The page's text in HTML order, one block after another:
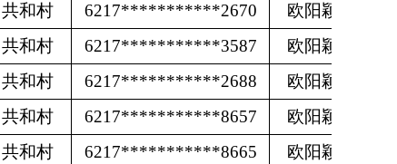
共和村 6217***********2670
欧阳颖
共和村 6217***********3587
欧阳颖
共和村 6217***********2688
欧阳颖
共和村 6217***********8657
欧阳颖
共和村 6217***********8665
欧阳颖